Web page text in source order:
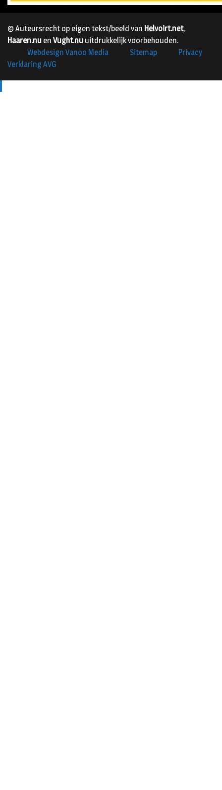
© Auteursrecht op eigen tekst/beeld van Helvoirt.net,
Haaren.nu en Vught.nu uitdrukkelijk voorbehouden.
Webdesign Vanoo Media
Sitemap
Privacy
Verklaring AVG